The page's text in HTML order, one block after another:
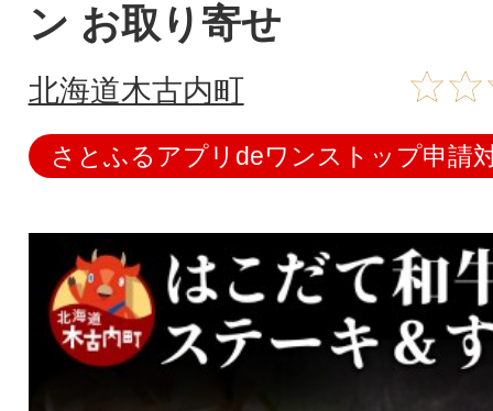
ン お取り寄せ
北海道木古内町
さとふるアプリdeワンストップ申請